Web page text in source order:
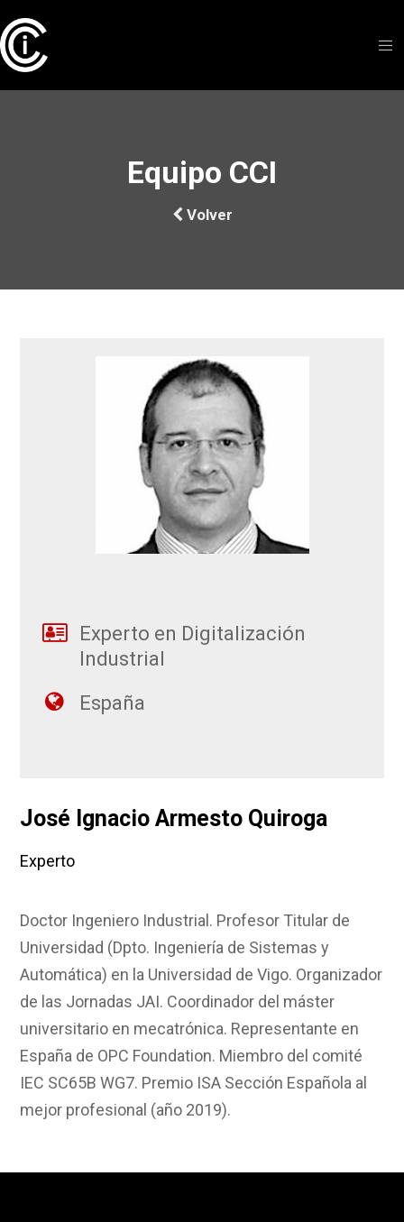
Equipo CCI
Volver
Experto en Digitalización
Industrial
España
José Ignacio Armesto Quiroga
Experto
Doctor Ingeniero Industrial. Profesor Titular de
Universidad (Dpto. Ingeniería de Sistemas y
Automática) en la Universidad de Vigo. Organizador
de las Jornadas JAI. Coordinador del máster
universitario en mecatrónica. Representante en
España de OPC Foundation. Miembro del comité
IEC SC65B WG7. Premio ISA Sección Española al
mejor profesional (año 2019).